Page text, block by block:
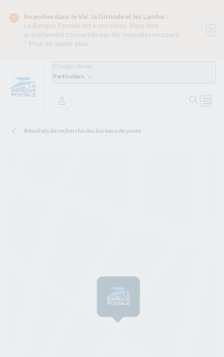
Incendies dans le Var, la Gironde et les Landes :
La Banque Postale est à vos côtés. Vous êtes
actuellement concernés par les incendies en cours
? Pour en savoir plus
Changer de site
Particuliers
Se connecter
Résultats de recherche des bureaux de poste